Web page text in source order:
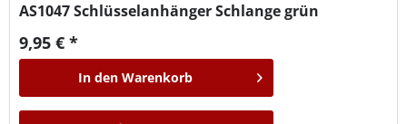
AS1047Schlüsselanhänger Schlange grün
9,95 € *
In den Warenkorb